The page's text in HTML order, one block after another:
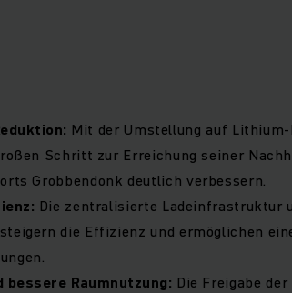
Mit der Umstellung auf
Schritt zur Erreichung seiner
Grobbendonk deutlich verbessern.
Die zentralisierte Ladeinfrastruktur
die Effizienz und ermöglichen
bessere Raumnutzung: Die Freigabe